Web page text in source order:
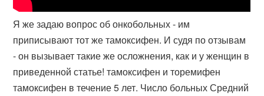
Я же задаю вопрос об онкобольных - им
приписывают тот же тамоксифен. И судя по отзывам
- он вызывает такие же осложнения, как и у женщин в
приведенной статье! тамоксифен и торемифен
тамоксифен в течение 5 лет. Число больных Средний